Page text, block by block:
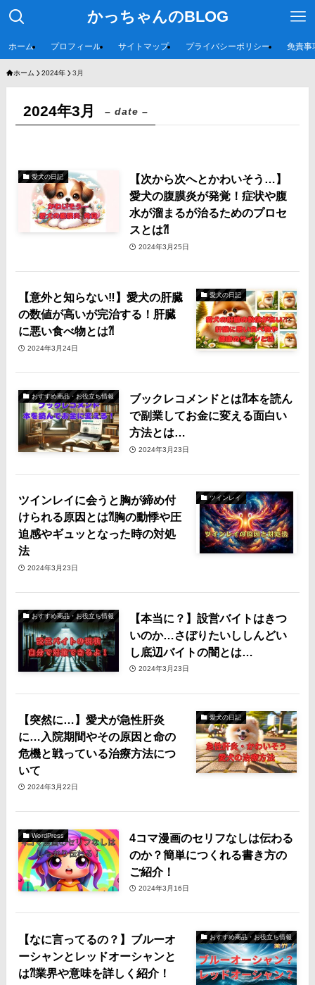
かっちゃんのBLOG
ホーム プロフィール サイトマップ プライバシーポリシー 免責事
ホーム 2024年 3月
2024年3月 – date –
愛犬の日記
【次から次へとかわいそう…】
愛犬の腹膜炎が発覚！症状や腹
水が溜まるが治るためのプロセ
スとは⁈
2024年3月25日
愛犬の日記
【意外と知らない‼️】愛犬の肝臓
の数値が高いが完治する！肝臓
に悪い食べ物とは⁈
2024年3月24日
おすすめ商品・お役立ち情報
ブックレコメンドとは⁈本を読ん
で副業してお金に変える面白い
方法とは…
2024年3月23日
ツインレイ
ツインレイに会うと胸が締め付
けられる原因とは⁈胸の動悸や圧
迫感やギュッとなった時の対処
法
2024年3月23日
おすすめ商品・お役立ち情報
【本当に？】設営バイトはきつ
いのか…さぼりたいししんどい
し底辺バイトの闇とは…
2024年3月23日
愛犬の日記
【突然に…】愛犬が急性肝炎
に…入院期間やその原因と命の
危機と戦っている治療方法につ
いて
2024年3月22日
WordPress
4コマ漫画のセリフなしは伝わる
のか？簡単につくれる書き方の
ご紹介！
2024年3月16日
おすすめ商品・お役立ち情報
【なに言ってるの？】ブルーオ
ーシャンとレッドオーシャンと
は⁈業界や意味を詳しく紹介！